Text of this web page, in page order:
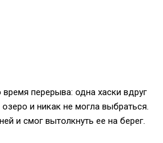
перерыва: одна хаски вдруг
и никак не могла выбраться.
и смог вытолкнуть ее на берег.